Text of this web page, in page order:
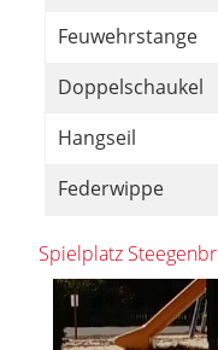
Feuwehrstange
Doppelschaukel
Hangseil
Federwippe
Spielplatz